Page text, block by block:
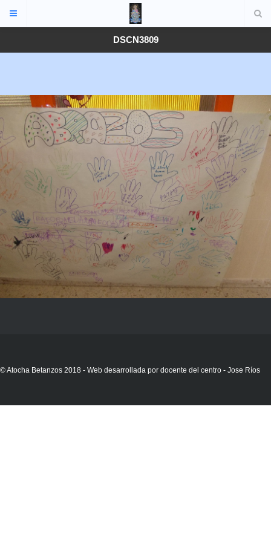
DSCN3809
© Atocha Betanzos 2018 - Web desarrollada por docente del centro - Jose Ríos